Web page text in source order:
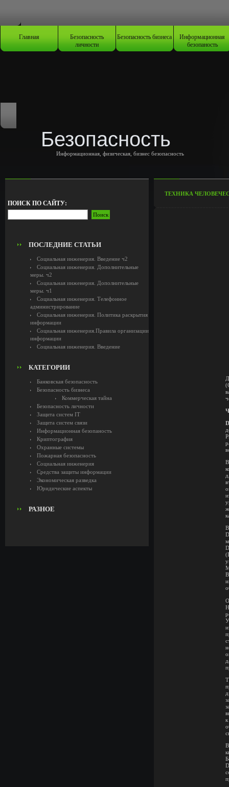
Главная Безопасность
личности
Безопасность бизнеса Информационная
безопаность
Безопасность
Информационная, физическая, бизнес безопасность
ПОИСК ПО САЙТУ:
ПОСЛЕДНИЕ СТАТЬИ
Социальная инженерия. Введение ч2
Социальная инженерия. Дополнительные
меры. ч2
Социальная инженерия. Дополнительные
меры. ч1
Социальная инженерия. Телефонное
администрирование
Социальная инженерия. Политика раскрытия
информации
Социальная инженерия.Правила организации
информации
Социальная инженерия. Введение
КАТЕГОРИИ
Банковская безопасность
Безопасность бизнеса
Коммерческая тайна
Безопасность личности
Защита систем IT
Защита систем связи
Информационная безопаность
Криптография
Охранные системы
Пожарная безопасность
Социальная инженерия
Средства защиты информации
Экономическая разведка
Юридические аспекты
РАЗНОЕ
ТЕХНИКА